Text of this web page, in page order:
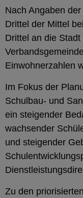
Nach Angaben
Drittel der Mittel
Drittel an die
Einwohnerzahlen
Im Fokus der
Schulbau- und
ein steigender
wachsender
und steigender
Zu den